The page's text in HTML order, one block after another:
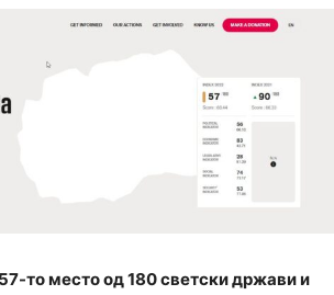
то место од 180 светски држави и